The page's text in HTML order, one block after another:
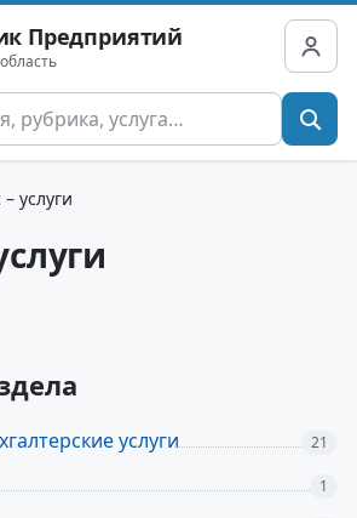
Предприятий
услуги
услуги 21
1